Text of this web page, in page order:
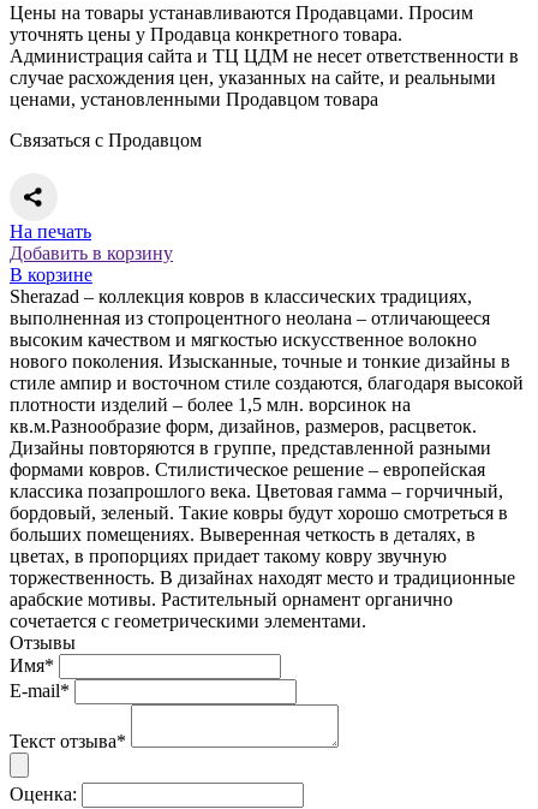
Цены на товары устанавливаются Продавцами. Просим
уточнять цены у Продавца конкретного товара.
Администрация сайта и ТЦ ЦДМ не несет ответственности в
случае расхождения цен, указанных на сайте, и реальными
ценами, установленными Продавцом товара
Связаться с Продавцом
На печать
Добавить в корзину
В корзине
Sherazad – коллекция ковров в классических традициях,
выполненная из стопроцентного неолана – отличающееся
высоким качеством и мягкостью искусственное волокно
нового поколения. Изысканные, точные и тонкие дизайны в
стиле ампир и восточном стиле создаются, благодаря высокой
плотности изделий – более 1,5 млн. ворсинок на
кв.м.Разнообразие форм, дизайнов, размеров, расцветок.
Дизайны повторяются в группе, представленной разными
формами ковров. Стилистическое решение – европейская
классика позапрошлого века. Цветовая гамма – горчичный,
бордовый, зеленый. Такие ковры будут хорошо смотреться в
больших помещениях. Выверенная четкость в деталях, в
цветах, в пропорциях придает такому ковру звучную
торжественность. В дизайнах находят место и традиционные
арабские мотивы. Растительный орнамент органично
сочетается с геометрическими элементами.
Отзывы
Имя*
E-mail*
Текст отзыва*
Оценка: